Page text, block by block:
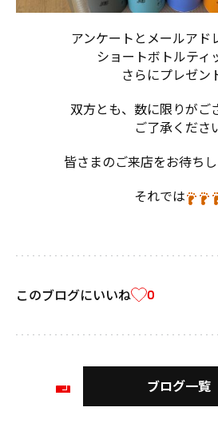
アンケートとメールアド
ショートボトルティ
さらにプレゼン
双方とも、数に限りがご
ご了承くださ
皆さまのご来店をお待ち
それでは
このブログにいいね 0
前
ブログ一覧